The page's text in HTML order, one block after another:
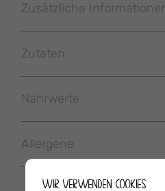
Zusätzliche
Zutaten
Nährwerte
Allergene
WIR VERWENDEN COOKIES